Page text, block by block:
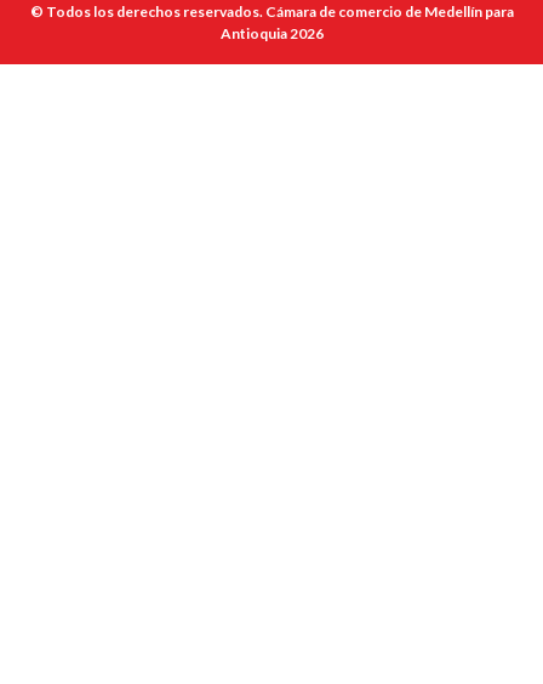
© Todos los derechos reservados. Cámara de comercio de Medellín para
Antioquia 2026